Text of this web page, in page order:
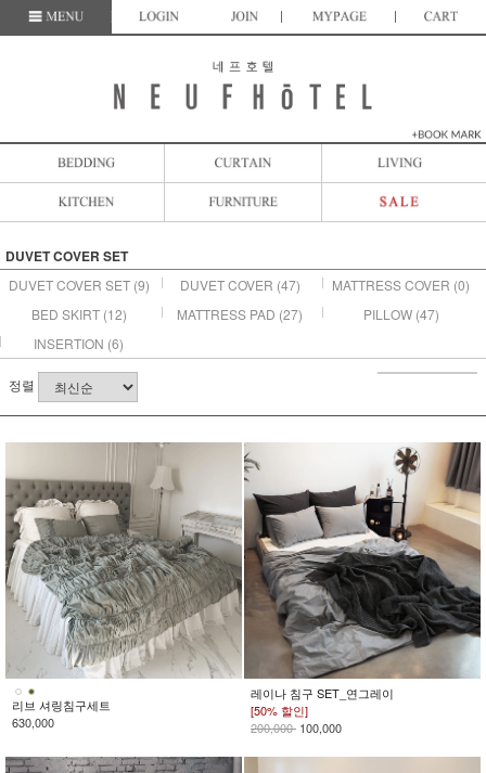
DUVET COVER SET
DUVET COVER SET (9) DUVET COVER (47) MATTRESS COVER (0)
BED SKIRT (12) MATTRESS PAD (27) PILLOW (47)
INSERTION (6)
정렬
리브 셔링침구세트
630,000
레이나 침구 SET_연그레이
[50% 할인]
200,000 100,000